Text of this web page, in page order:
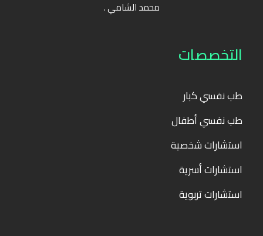
محمد الشامي .
التخصصات
طب نفسي كبار
طب نفسي أطفال
استشارات شخصية
استشارات أسرية
استشارات تربوية